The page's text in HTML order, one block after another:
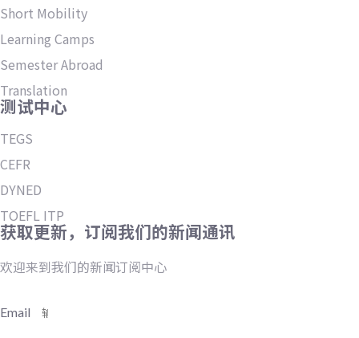
Short Mobility
Learning Camps
Semester Abroad
Translation
测试中心
TEGS
CEFR
DYNED
TOEFL ITP
获取更新，订阅我们的新闻通讯
欢迎来到我们的新闻订阅中心
Email